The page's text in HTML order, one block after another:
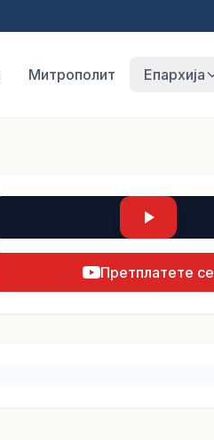
Митрополит Епархија
Претплатете се